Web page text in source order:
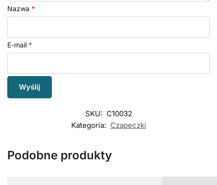
Nazwa *
E-mail *
SKU: C10032
Kategoria: Czapeczki
Podobne produkty